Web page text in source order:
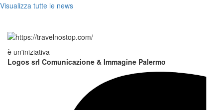
Visualizza tutte le news
è un'iniziativa
Logos srl Comunicazione & Immagine Palermo